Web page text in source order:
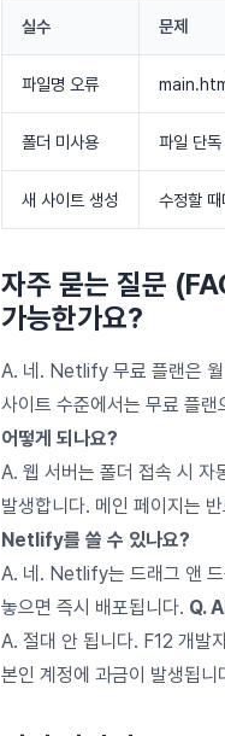
실수 문제
파일명 오류
폴더 미사용 파일 단
새 사이트 생성 수정할
자주 묻는 질문
가능한가요?
A. 네. Netlify 무료 플랜은
사이트 수준에서는 무료 플
어떻게 되나요?
A. 웹 서버는 폴더 접속 시
발생합니다. 메인 페이지는
Netlify를 쓸 수 있나요?
A. 네. Netlify는 드래그 앤
놓으면 즉시 배포됩니다. Q.
A. 절대 안 됩니다. F12 개발
본인 계정에 과금이 발생됩